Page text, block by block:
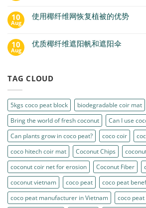
10
Aug
使用椰纤维网恢复植被的优势
10
Aug
优质椰纤维遮阳帆和遮阳伞
TAG CLOUD
5kgs coco peat block
biodegradable coir mat
Bring the world of fresh coconut
Can I use
Can plants grow in coco peat?
coco coir
coco hitech coir mat
Coconut Chips
coconut coir net for erosion
Coconut Fiber
coconut vietnam
coco peat coco peat
coco peat manufacturer in Vietnam
coco peat